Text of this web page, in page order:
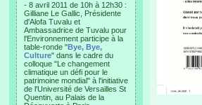
- 8 avril 2011 de 10h à 12h30 :
Gilliane Le Gallic, Présidente
d'Alofa Tuvalu et
Ambassadrice de Tuvalu pour
l'Environnement participe à la
table-ronde "Bye, Bye,
Culture" dans le cadre du
colloque "Le changement
climatique un défi pour le
patrimoine mondial" à l'initiative
de l'Université de Versailles St
Quentin, au Palais de la